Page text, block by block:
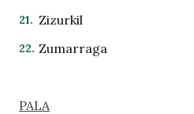
Zizurkil
Zumarraga
PALA